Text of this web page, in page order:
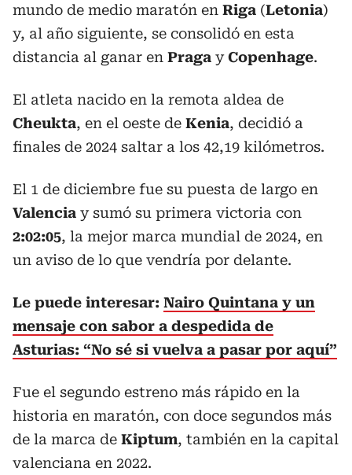
mundo de medio maratón en Riga (Letonia)
y, al año siguiente, se consolidó en esta
distancia al ganar en Praga yCopenhage.
El atleta nacido en la remota aldea de
Cheukta, en el oeste de Kenia, decidió a
finales de 2024 saltar a los 42,19 kilómetros.
El 1 de diciembre fue su puesta de largo en
Valencia y sumó su primera victoria con
2:02:05, la mejor marca mundial de 2024, en
un aviso de lo que vendría por delante.
Le puede interesar: Nairo Quintana y un
mensaje con sabor a despedida de
Asturias: “No sé si vuelva a pasar por aquí”
Fue el segundo estreno más rápido en la
historia en maratón, con doce segundos más
de la marca de Kiptum, también en la capital
valenciana en 2022.